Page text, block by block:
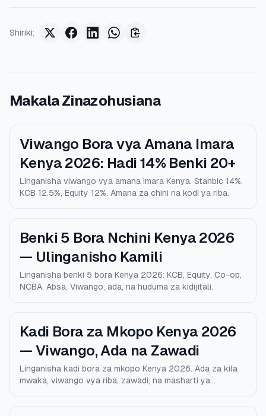
Shiriki:
Makala Zinazohusiana
Viwango Bora vya Amana Imara
Kenya 2026: Hadi 14% Benki 20+
Linganisha viwango vya amana imara Kenya. Stanbic 14%,
KCB 12.5%, Equity 12%. Amana za chini na kodi ya riba.
Benki 5 Bora Nchini Kenya 2026
— Ulinganisho Kamili
Linganisha benki 5 bora Kenya 2026: KCB, Equity, Co-op,
NCBA, Absa. Viwango, ada, na huduma za kidijitali.
Kadi Bora za Mkopo Kenya 2026
— Viwango, Ada na Zawadi
Linganisha kadi bora za mkopo Kenya 2026. Ada za kila
mwaka, viwango vya riba, zawadi, na masharti ya